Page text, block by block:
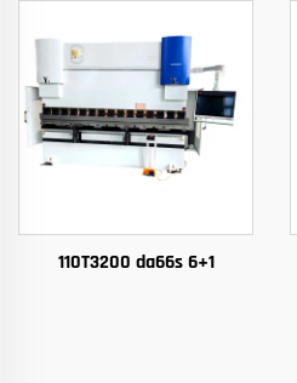
110T3200 da66s 6+1